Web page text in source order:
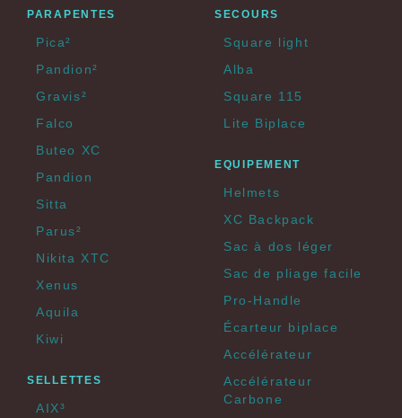
PARAPENTES
Pica²
Pandion²
Gravis²
Falco
Buteo XC
Pandion
Sitta
Parus²
Nikita XTC
Xenus
Aquila
Kiwi
SELLETTES
AIX³
SECOURS
Square light
Alba
Square 115
Lite Biplace
EQUIPEMENT
Helmets
XC Backpack
Sac à dos léger
Sac de pliage facile
Pro-Handle
Écarteur biplace
Accélérateur
Accélérateur
Carbone